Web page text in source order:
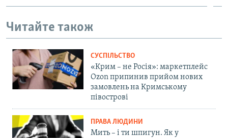
Читайте також
СУСПІЛЬСТВО
«Крим – не Росія»: маркетплейс
Ozon припинив прийом нових
замовлень на Кримському
півострові
ПРАВА ЛЮДИНИ
Мить – і ти шпигун. Як у